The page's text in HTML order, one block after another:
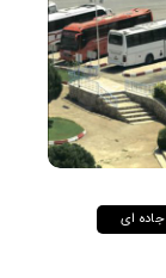
جاده ای